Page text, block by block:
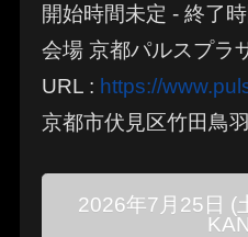
開始時間未定 - 終了
会場 京都パルスプラ
URL : https://
京都市伏見区竹田鳥
2026年7月25日 (